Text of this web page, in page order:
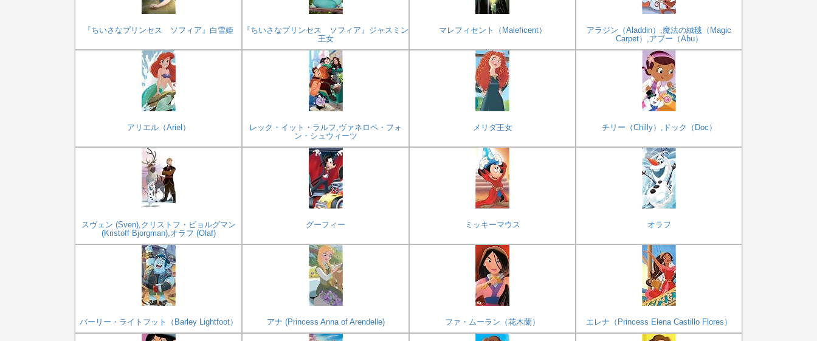
『ちいさなプリンセス ソフィア』白雪姫
『ちいさなプリンセス ソフィア』ジャスミン
王女
マレフィセント（Maleficent）
アラジン（Aladdin）,魔法の絨毯（Magic
Carpet）,アブー（Abu）
アリエル（Ariel）
レック・イット・ラルフ,ヴァネロペ・フォ
ン・シュウィーツ
メリダ王女 チリー（Chilly）,ドック（Doc）
スヴェン (Sven),クリストフ・ビョルグマン
(Kristoff Bjorgman),オラフ (Olaf)
グーフィー ミッキーマウス オラフ
バーリー・ライトフット（Barley Lightfoot） アナ (Princess Anna of Arendelle) ファ・ムーラン（花木蘭） エレナ（Princess Elena Castillo Flores）